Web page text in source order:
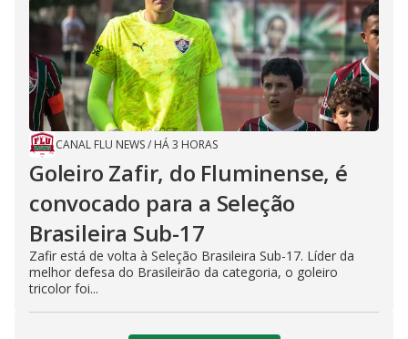
CANAL FLU NEWS/ HÁ 3 HORAS
Goleiro Zafir, do Fluminense, é
convocado para a Seleção
Brasileira Sub-17
Zafir está de volta à Seleção Brasileira Sub-17. Líder da
melhor defesa do Brasileirão da categoria, o goleiro
tricolor foi...